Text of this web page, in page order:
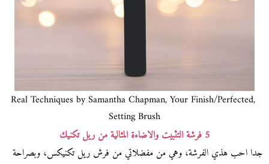
Real Techniques by Samantha Chapman, Your Finish/Perfected,
Setting Brush
5 فرشة التثبيت والاضاءة المثالية من ريل تكنيك
جدا احب هذي الفرشة، وهي من مفضلاتي من فرش ريل تكنيكس، وبصراحة